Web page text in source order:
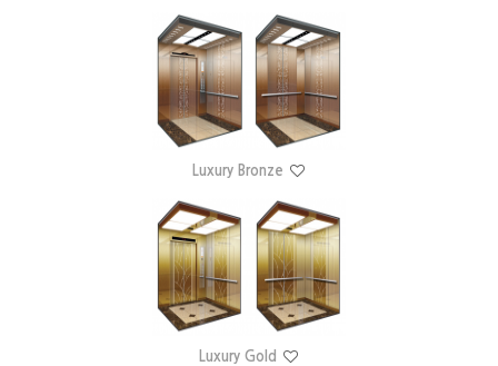
Luxury Bronze
Luxury Gold